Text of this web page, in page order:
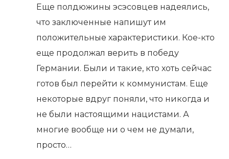
Еще полдюжины эсэсовцев надеялись,
что заключенные напишут им
положительные характеристики. Кое-кто
еще продолжал верить в победу
Германии. Были и такие, кто хоть сейчас
готов был перейти к коммунистам. Еще
некоторые вдруг поняли, что никогда и
не были настоящими нацистами. А
многие вообще ни о чем не думали,
просто…